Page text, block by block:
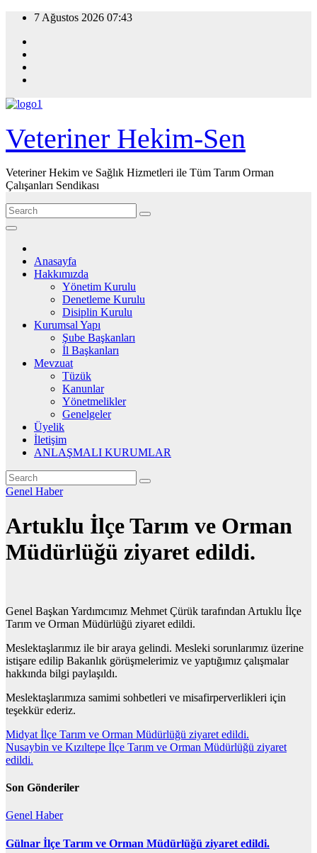
Skip
content
7 Ağustos 2026 07:43
Veteriner Hekim-Sen
Veteriner Hekim ve Sağlık Hizmetleri ile Tüm Tarım Orman
Çalışanları Sendikası
Anasayfa
Hakkımızda
Yönetim Kurulu
Denetleme Kurulu
Disiplin Kurulu
Kurumsal Yapı
Şube Başkanları
İl Başkanları
Mevzuat
Tüzük
Kanunlar
Yönetmelikler
Genelgeler
Üyelik
İletişim
ANLAŞMALI KURUMLAR
Genel Haber
Artuklu İlçe Tarım ve Orman
Müdürlüğü ziyaret edildi.
Genel Başkan Yardımcımız Mehmet Çürük tarafından Artuklu İlçe
Tarım ve Orman Müdürlüğü ziyaret edildi.
Meslektaşlarımız ile bir araya gelindi. Mesleki sorunlarımız üzerine
istişare edilip Bakanlık görüşmelerimiz ve yaptığımız çalışmalar
hakkında bilgi paylaşıldı.
Meslektaşlarımıza samimi sohbetleri ve misafirperverlikleri için
teşekkür ederiz.
Yazı
gezinmesi
Midyat İlçe Tarım ve Orman Müdürlüğü ziyaret edildi.
Nusaybin ve Kızıltepe İlçe Tarım ve Orman Müdürlüğü ziyaret
edildi.
Son Gönderiler
Genel Haber
Gülnar İlçe Tarım ve Orman Müdürlüğü ziyaret edildi.